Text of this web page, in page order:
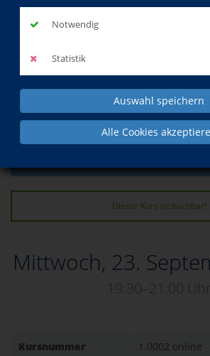
Notwendig
Statistik
Auswahl speichern
Alle Cookies
vhs.wissen live:
Ohr – Ein
alle Sinne
zurück
Dieser Kurs ist buchbar!
Mittwoch, 23.
19:30–21:00 Uhr
Kursnummer 1.0002 online